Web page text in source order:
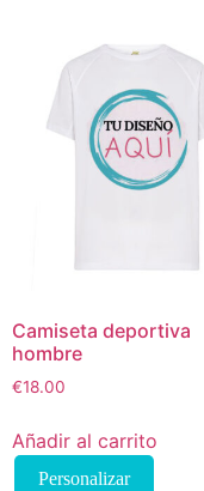
Camiseta deportiva
hombre
€18.00
Añadir al carrito
Personalizar